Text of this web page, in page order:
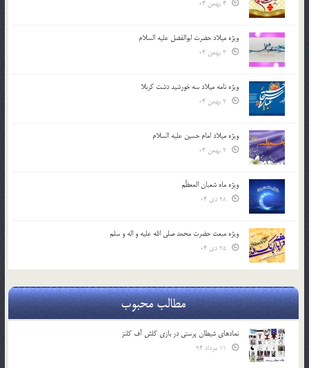
ویژه میلاد حضرت ابوالفضل علیه السلام
ویژه نامه میلاد سه خورشید دشت کربلا
ویژه میلاد امام حسین علیه السلام
ویژه ماه شعبان المعظّم
ویژه مبعث حضرت محمد صلی الله علیه و اله و سلم
مطالب محبوب
نمادهای شیطان پرستی در بازی کلش آف کلنز